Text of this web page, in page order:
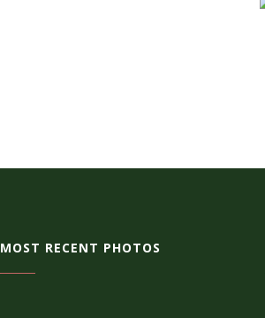
MOST RECENT PHOTOS